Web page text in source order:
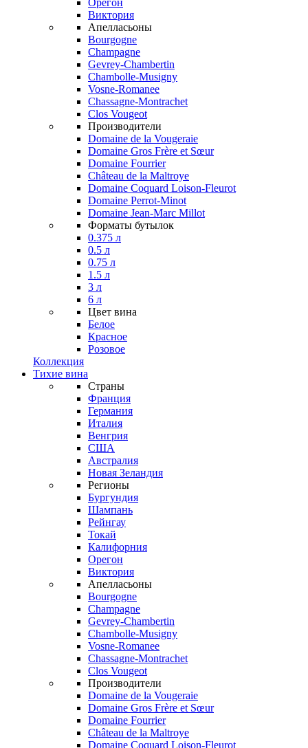
Орегон
Виктория
Апелласьоны
Bourgogne
Champagne
Gevrey-Chambertin
Chambolle-Musigny
Vosne-Romanee
Chassagne-Montrachet
Clos Vougeot
Производители
Domaine de la Vougeraie
Domaine Gros Frère et Sœur
Domaine Fourrier
Château de la Maltroye
Domaine Coquard Loison-Fleurot
Domaine Perrot-Minot
Domaine Jean-Marc Millot
Форматы бутылок
0.375 л
0.5 л
0.75 л
1.5 л
3 л
6 л
Цвет вина
Белое
Красное
Розовое
Коллекция
Тихие вина
Страны
Франция
Германия
Италия
Венгрия
США
Австралия
Новая Зеландия
Регионы
Бургундия
Шампань
Рейнгау
Токай
Калифорния
Орегон
Виктория
Апелласьоны
Bourgogne
Champagne
Gevrey-Chambertin
Chambolle-Musigny
Vosne-Romanee
Chassagne-Montrachet
Clos Vougeot
Производители
Domaine de la Vougeraie
Domaine Gros Frère et Sœur
Domaine Fourrier
Château de la Maltroye
Domaine Coquard Loison-Fleurot